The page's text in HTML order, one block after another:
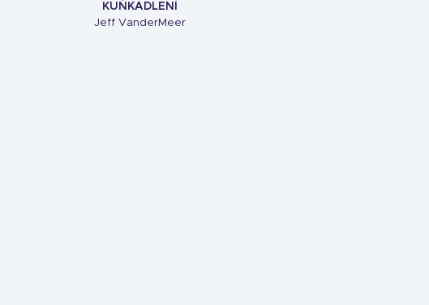
KUŇKADLENÍ
Jeff VanderMeer